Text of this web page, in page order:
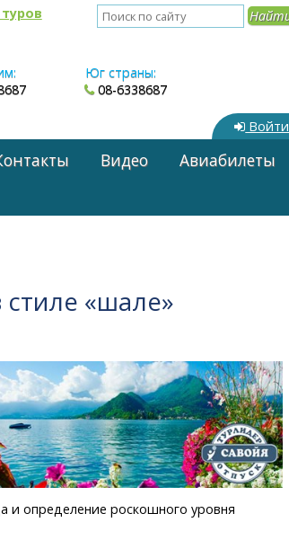
туров
Юг страны:
08-6338687
Войти
Видео
Авиабилеты
«шале»
и определение роскошного уровня